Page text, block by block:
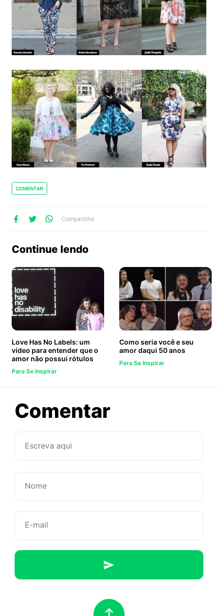
COMENTAR
Compartilhe
Continue lendo
Love Has No Labels: um
vídeo para entender que o
amor não possui rótulos
Para Se Inspirar
Como seria você e seu
amor daqui 50 anos
Para Se Inspirar
Comentarsobre
pode
usar
estampas